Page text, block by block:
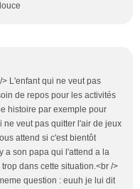
de repos pour les activités
histoire par exemple pour
ne veut pas quitter l'air de jeux
attend si c'est bientôt
a son papa qui l'attend a la
dans cette situation.<br />
question : euuh je lui dit